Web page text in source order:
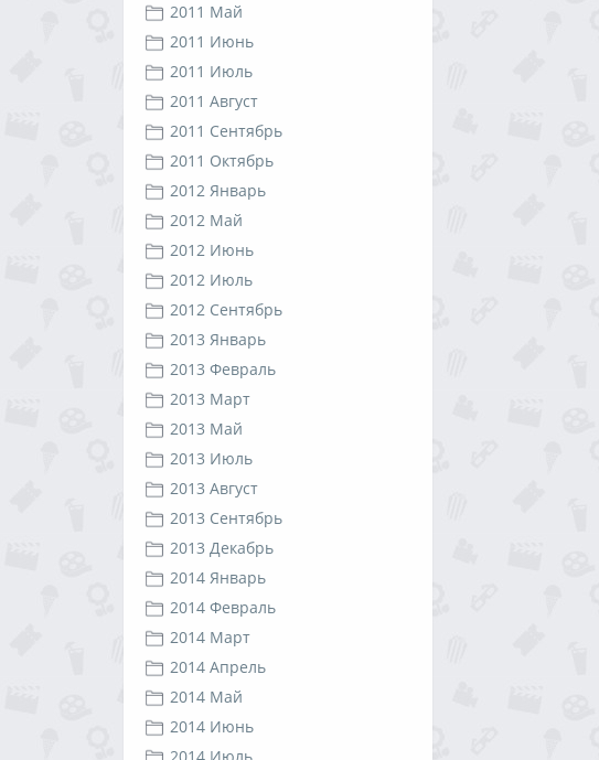
2011 Май
2011 Июнь
2011 Июль
2011 Август
2011 Сентябрь
2011 Октябрь
2012 Январь
2012 Май
2012 Июнь
2012 Июль
2012 Сентябрь
2013 Январь
2013 Февраль
2013 Март
2013 Май
2013 Июль
2013 Август
2013 Сентябрь
2013 Декабрь
2014 Январь
2014 Февраль
2014 Март
2014 Апрель
2014 Май
2014 Июнь